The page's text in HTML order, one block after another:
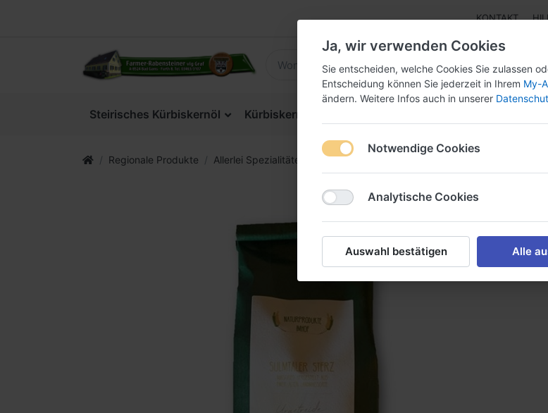
KONTAKT
Steirisches Kürbiskernöl Kürbiskerne
Regionale Produkte Allerlei Spezialitäten Naturprodukte Imhof Sulmtaler Sterz
Ja, wir verwenden Cookies
Sie entscheiden, welche Cookies Sie zulassen
Entscheidung können Sie jederzeit in Ihrem My-
ändern. Weitere Infos auch in unserer
Notwendige Cookies
Analytische Cookies
Auswahl bestätigen Alle